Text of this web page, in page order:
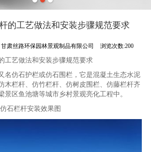
的工艺做法和安装步骤规范要求
甘肃丝路环保园林景观制品有限公司 浏览次数:200
工艺做法和安装步骤规范要求
名仿石护栏或仿石围栏，它是混凝土生态水泥
木栏杆、仿竹栏杆、仿树皮围栏、仿藤栏杆齐
景区鱼池塘等城市乡村景观亮化工程中。
石栏杆安装效果图